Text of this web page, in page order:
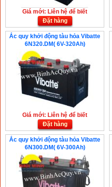
Giá mới: Liên hệ để biết
Đặt hàng
Ắc quy khởi động tàu hỏa Vibatte
6N320.DM( 6V-320Ah)
Giá mới: Liên hệ để biết
Đặt hàng
Ắc quy khởi động tàu hỏa Vibatte
6N300.DM( 6V-300Ah)